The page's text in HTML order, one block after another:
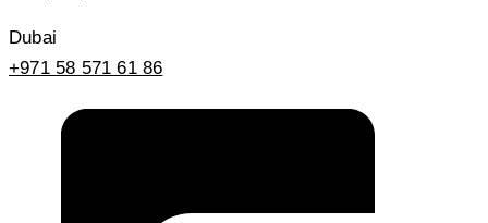
Dubai
+971 58 571 61 86